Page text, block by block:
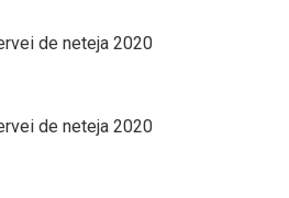
de neteja 2020
de neteja 2020